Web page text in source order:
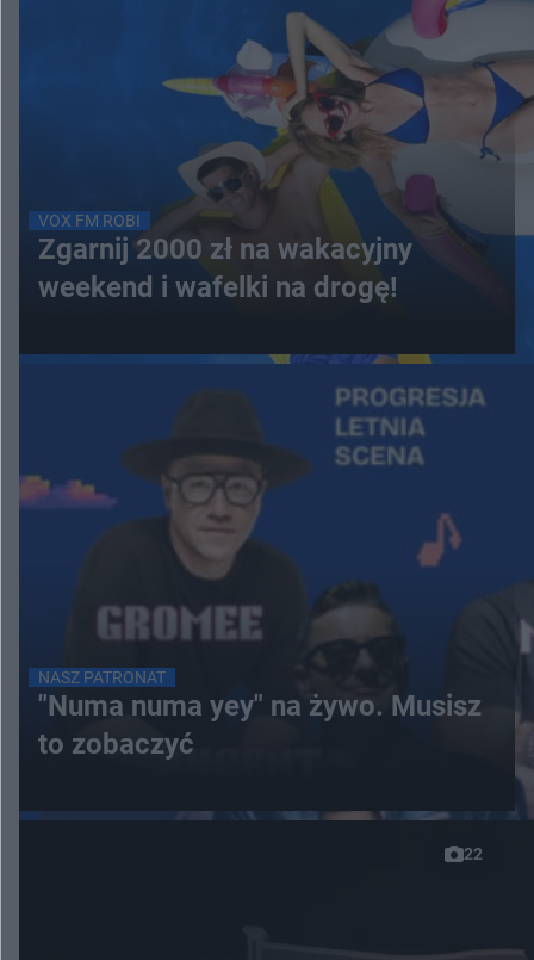
VOX FM ROBI
Zgarnij 2000 zł na wakacyjny
weekend i wafelki na drogę!
NASZ PATRONAT
"Numa numa yey" na żywo. Musisz
to zobaczyć
22